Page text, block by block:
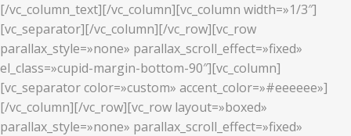
[/vc_column_text][/vc_column][vc_column width=»1/3″]
[vc_separator][/vc_column][/vc_row][vc_row
parallax_style=»none» parallax_scroll_effect=»fixed»
el_class=»cupid-margin-bottom-90″][vc_column]
[vc_separator color=»custom» accent_color=»#eeeeee»]
[/vc_column][/vc_row][vc_row layout=»boxed»
parallax_style=»none» parallax_scroll_effect=»fixed»